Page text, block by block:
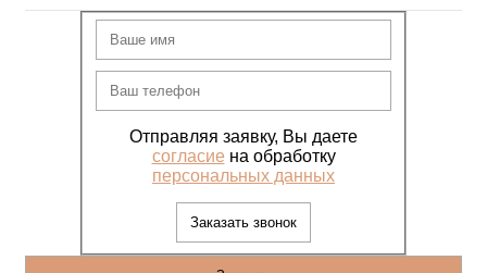
Отправляя заявку, Вы даете
согласие на обработку
персональных данных
Заказать звонок